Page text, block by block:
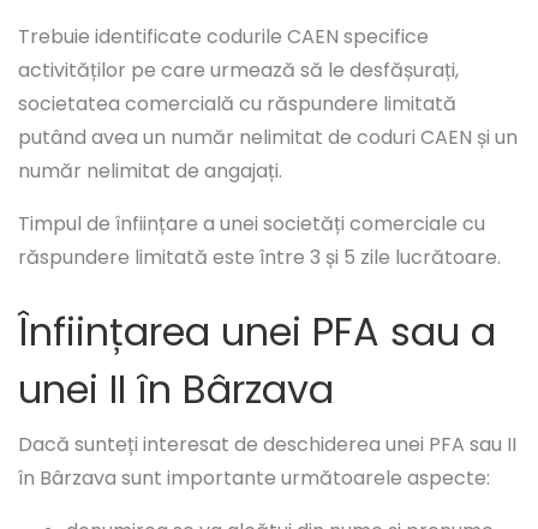
Trebuie identificate codurile CAEN specifice
activităților pe care urmează să le desfășurați,
societatea comercială cu răspundere limitată
putând avea un număr nelimitat de coduri CAEN și un
număr nelimitat de angajați.
Timpul de înființare a unei societăți comerciale cu
răspundere limitată este între 3 și 5 zile lucrătoare.
Înființarea unei PFA sau a
unei II în Bârzava
Dacă sunteți interesat de deschiderea unei PFA sau II
în Bârzava sunt importante următoarele aspecte: